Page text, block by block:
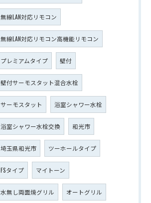
無線LAN対応リモコン
無線LAN対応リモコン高機能リモコン
プレミアムタイプ 壁付
壁付サーモスタット混合水栓
サーモスタット 浴室シャワー水栓
浴室シャワー水栓交換 和光市
埼玉県和光市 ツーホールタイプ
FSタイプ マイトーン
水無し両面焼グリル オートグリル